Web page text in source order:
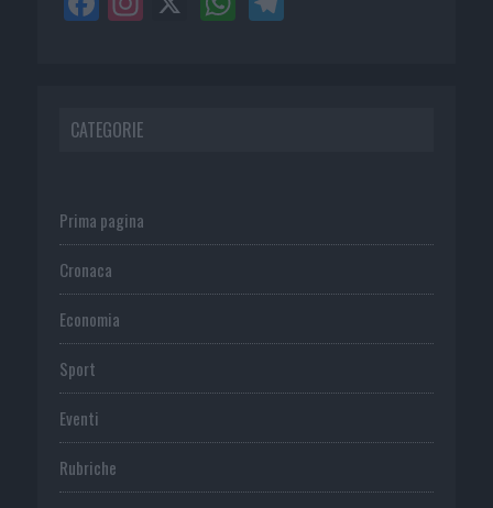
CATEGORIE
Prima pagina
Cronaca
Economia
Sport
Eventi
Rubriche